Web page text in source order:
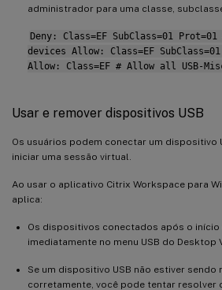
administrador para uma classe,
Deny: Class=EF SubClass=01
devices Allow: Class=EF
Allow: Class=EF # Allow all USB-
Usar e remover dispositivos USB
Os usuários podem conectar um dispositivo
iniciar uma sessão virtual.
Ao usar o aplicativo Citrix Workspace para
aplica:
Os dispositivos conectados após o início
imediatamente no menu USB do Desktop
Se um dispositivo USB não estiver sendo
corretamente, você pode tentar resolver